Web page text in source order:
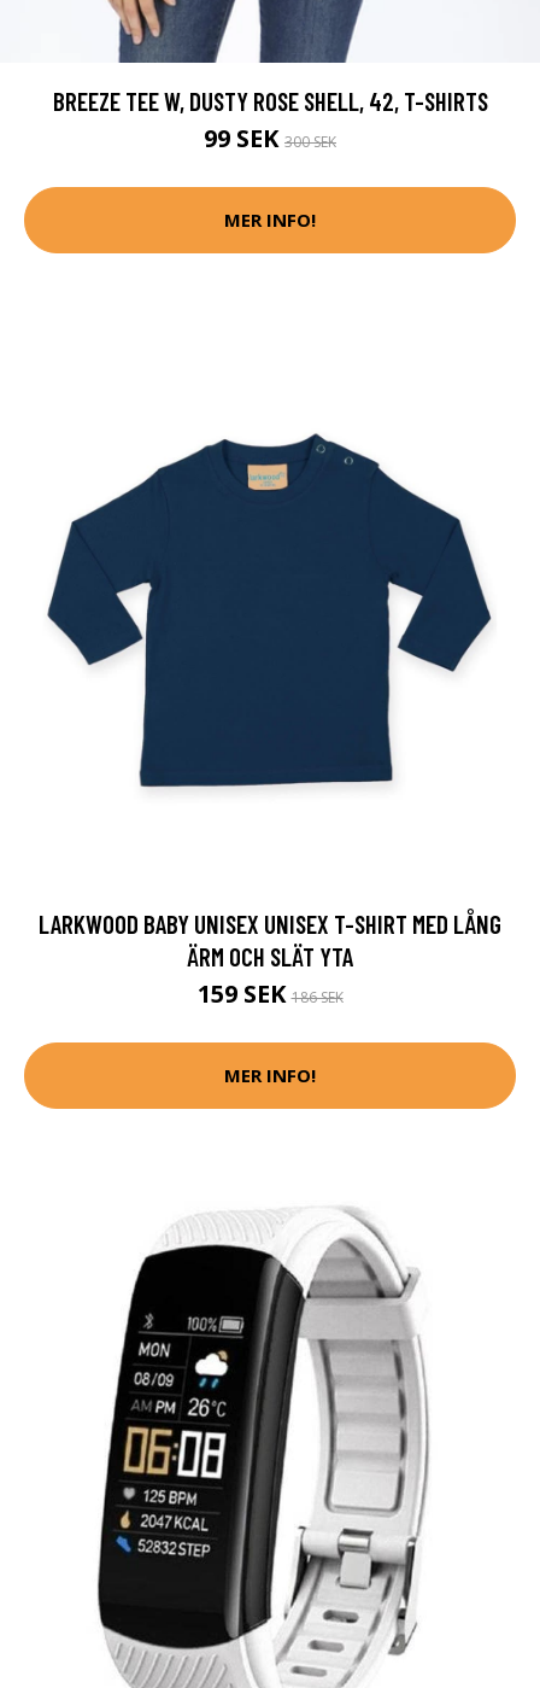
BREEZE TEE W, DUSTY ROSE SHELL, 42, T-SHIRTS
99 SEK 300 SEK
MER INFO!
LARKWOOD BABY UNISEX UNISEX T-SHIRT MED LÅNG
ÄRM OCH SLÄT YTA
159 SEK186 SEK
MER INFO!